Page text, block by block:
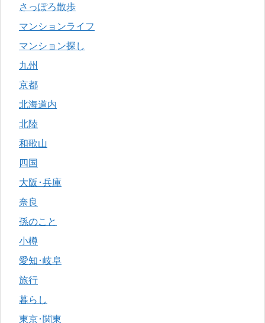
さっぽろ散歩
マンションライフ
マンション探し
九州
京都
北海道内
北陸
和歌山
四国
大阪･兵庫
奈良
孫のこと
小樽
愛知･岐阜
旅行
暮らし
東京･関東